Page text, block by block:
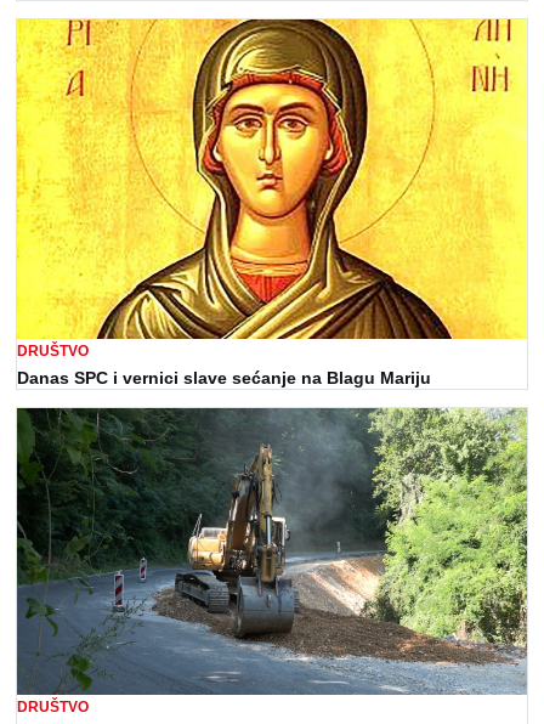
DRUŠTVO
Danas SPC i vernici slave sećanje na Blagu Mariju
DRUŠTVO